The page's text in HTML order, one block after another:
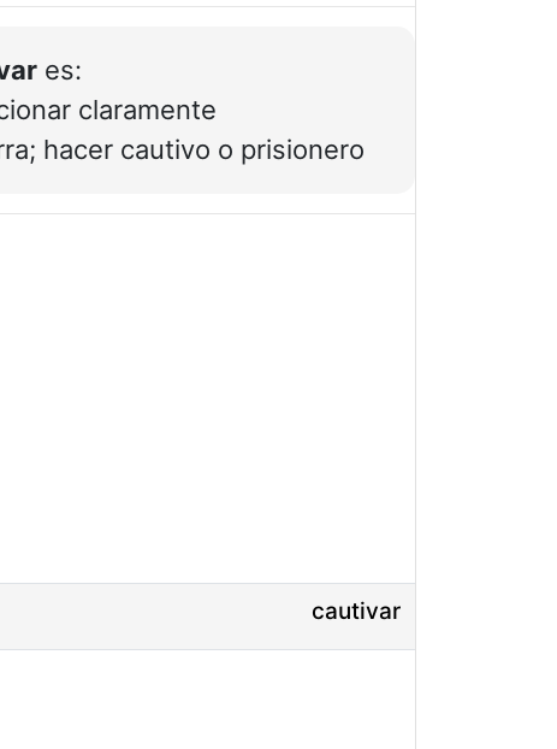
es:
claramente
hacer cautivo o prisionero
cautivar